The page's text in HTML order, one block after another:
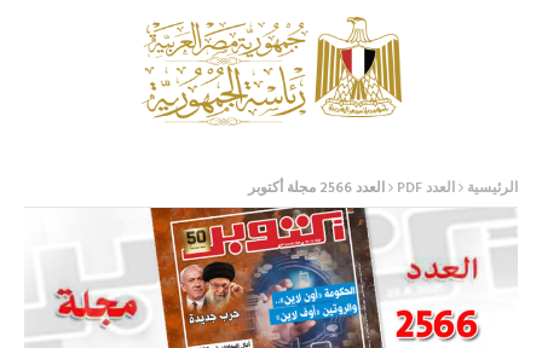
الرئيسية العدد PDF العدد 2566 مجلة أكتوبر